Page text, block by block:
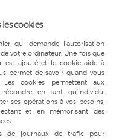
cookies
qui demande l’autorisation
votre ordinateur. Une fois que
est ajouté et le cookie aide à
permet de savoir quand vous
cookies permettent aux
en tant qu’individu.
ses opérations à vos besoins,
et en mémorisant des
de journaux de trafic pour